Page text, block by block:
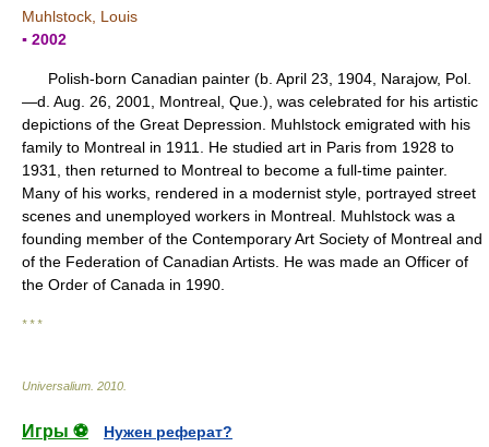
Muhlstock, Louis
▪ 2002
Polish-born Canadian painter (b. April 23, 1904, Narajow, Pol.
—d. Aug. 26, 2001, Montreal, Que.), was celebrated for his artistic
depictions of the Great Depression. Muhlstock emigrated with his
family to Montreal in 1911. He studied art in Paris from 1928 to
1931, then returned to Montreal to become a full-time painter.
Many of his works, rendered in a modernist style, portrayed street
scenes and unemployed workers in Montreal. Muhlstock was a
founding member of the Contemporary Art Society of Montreal and
of the Federation of Canadian Artists. He was made an Officer of
the Order of Canada in 1990.
* * *
Universalium 2010
Игры ⚽
Нужен реферат?